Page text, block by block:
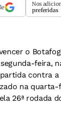
Nos
preferidas
o
feira,
contra a
na quarta-
26ª rodada